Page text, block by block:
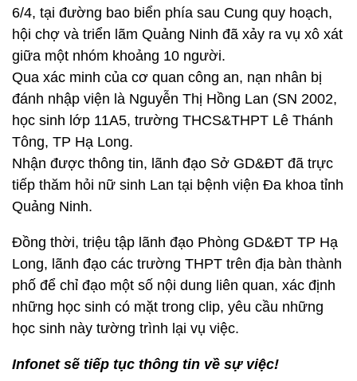
6/4, tại đường bao biển phía sau Cung quy hoạch,
hội chợ và triển lãm Quảng Ninh đã xảy ra vụ xô xát
giữa một nhóm khoảng 10 người.
Qua xác minh của cơ quan công an, nạn nhân bị
đánh nhập viện là Nguyễn Thị Hồng Lan (SN 2002,
học sinh lớp 11A5, trường THCS&THPT Lê Thánh
Tông, TP Hạ Long.
Nhận được thông tin, lãnh đạo Sở GD&ĐT đã trực
tiếp thăm hỏi nữ sinh Lan tại bệnh viện Đa khoa tỉnh
Quảng Ninh.
Đồng thời, triệu tập lãnh đạo Phòng GD&ĐT TP Hạ
Long, lãnh đạo các trường THPT trên địa bàn thành
phố để chỉ đạo một số nội dung liên quan, xác định
những học sinh có mặt trong clip, yêu cầu những
học sinh này tường trình lại vụ việc.
Infonet sẽ tiếp tục thông tin về sự việc!